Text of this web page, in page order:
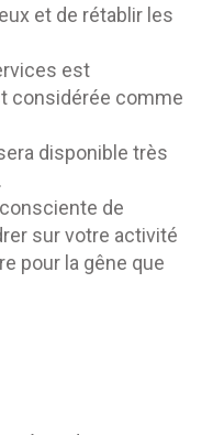
et de rétablir les
est
considérée comme
disponible très
de
sur votre activité
pour la gêne que